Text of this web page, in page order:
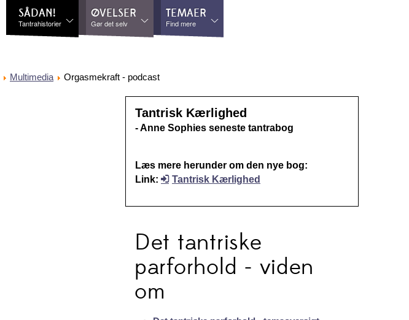
SÅDAN!
Tantrahistorier
ØVELSER
Gør det selv
TEMAER
Find mere
Multimedia Orgasmekraft - podcast
Tantrisk Kærlighed
- Anne Sophies seneste tantrabog
Læs mere herunder om den nye bog:
Link:
Tantrisk Kærlighed
Det tantriske
parforhold - viden
om